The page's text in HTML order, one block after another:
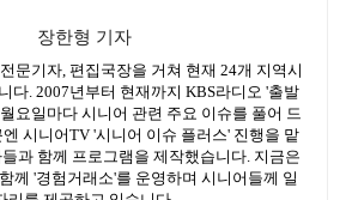
장한형 기자
문기자, 편집국장을 거쳐 현재 24개 지역시
다. 2007년부터 현재까지 KBS라디오 '출발
요일마다 시니어 관련 주요 이슈를 풀어 드
시니어TV '시니어 이슈 플러스' 진행을 맡
과 함께 프로그램을 제작했습니다. 지금은
께 '경험거래소'를 운영하며 시니어들께 일